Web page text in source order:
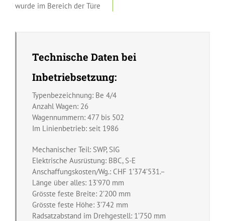
wurde im Bereich der Türe
Technische Daten bei
Inbetriebsetzung:
Typenbezeichnung: Be 4/4
Anzahl Wagen: 26
Wagennummern: 477 bis 502
Im Linienbetrieb: seit 1986
Mechanischer Teil: SWP, SIG
Elektrische Ausrüstung: BBC, S-E
Anschaffungskosten/Wg.: CHF 1’374’531.–
Länge über alles: 13’970 mm
Grösste feste Breite: 2’200 mm
Grösste feste Höhe: 3’742 mm
Radsatzabstand im Drehgestell: 1’750 mm